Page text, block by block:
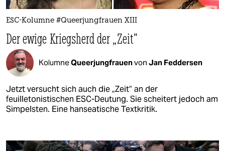
ESC-Kolumne #Queerjungfrauen XIII
Der ewige Kriegsherd der „Zeit“
KolumneQueerjungfrauenvon Jan Feddersen
Jetzt versucht sich auch die „Zeit“ an der
feuilletonistischen ESC-Deutung. Sie scheitert jedoch am
Simpelsten. Eine hanseatische Textkritik.